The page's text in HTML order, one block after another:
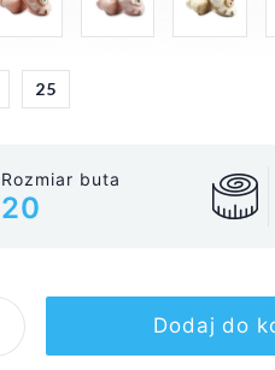
25
Rozmiar buta
20
Dodaj do